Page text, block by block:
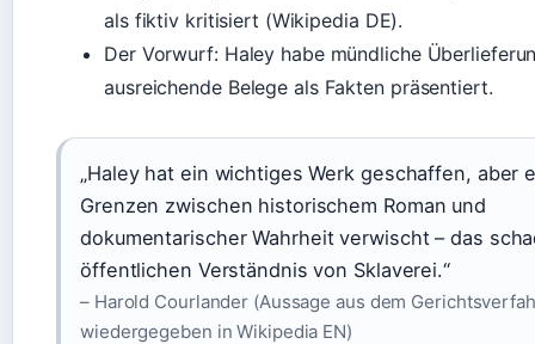
als fiktiv kritisiert (Wikipedia DE).
Der Vorwurf: Haley habe mündliche
ausreichende Belege als Fakten präsentiert.
„Haley hat ein wichtiges Werk geschaffen, aber
Grenzen zwischen historischem Roman und
dokumentarischer Wahrheit verwischt – das
öffentlichen Verständnis von Sklaverei.“
– Harold Courlander (Aussage aus dem
wiedergegeben in Wikipedia EN)